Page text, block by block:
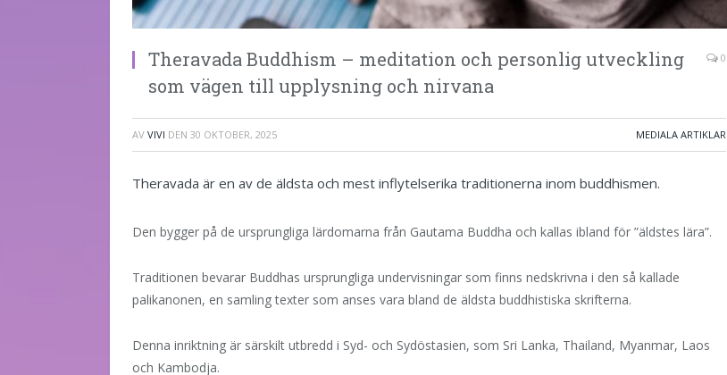
Theravada Buddhism – meditation och personlig utveckling
som vägen till upplysning och nirvana
0
AV VIVI DEN 30 OKTOBER, 2025 MEDIALA ARTIKLAR
Theravada är en av de äldsta och mest inflytelserika traditionerna inom buddhismen.
Den bygger på de ursprungliga lärdomarna från Gautama Buddha och kallas ibland för ”äldstes lära”.
Traditionen bevarar Buddhas ursprungliga undervisningar som finns nedskrivna i den så kallade
palikanonen, en samling texter som anses vara bland de äldsta buddhistiska skrifterna.
Denna inriktning är särskilt utbredd i Syd- och Sydöstasien, som Sri Lanka, Thailand, Myanmar, Laos
och Kambodja.